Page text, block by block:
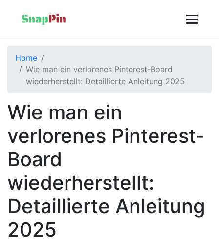
Home
Wie man ein verlorenes Pinterest-Board
wiederherstellt: Detaillierte Anleitung 2025
Wie man ein
verlorenes Pinterest-
Board
wiederherstellt:
Detaillierte Anleitung
2025